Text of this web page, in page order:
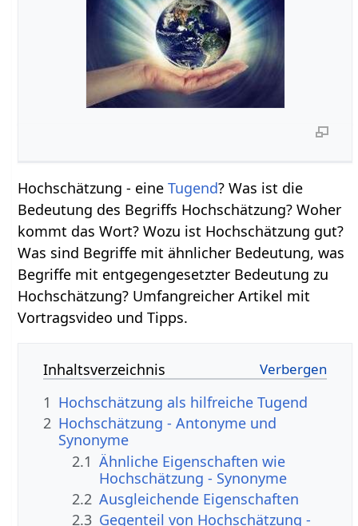
Hochschätzung - eineTugend? Was ist die
Bedeutung des Begriffs Hochschätzung? Woher
kommt das Wort? Wozu ist Hochschätzung gut?
Was sind Begriffe mit ähnlicher Bedeutung, was
Begriffe mit entgegengesetzter Bedeutung zu
Hochschätzung? Umfangreicher Artikel mit
Vortragsvideo und Tipps.
Inhaltsverzeichnis
1 Hochschätzung als hilfreiche Tugend
2 Hochschätzung - Antonyme und
Synonyme
2.1 Ähnliche Eigenschaften wie
Hochschätzung - Synonyme
2.2 Ausgleichende Eigenschaften
2.3 Gegenteil von Hochschätzung -